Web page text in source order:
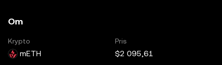
Om
Krypto
mETH
Pris
$2 095,61